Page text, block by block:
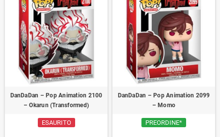
DanDaDan – Pop Animation 2100
– Okarun (Transformed)
ESAURITO
DanDaDan – Pop Animation 2099
– Momo
PREORDINE*